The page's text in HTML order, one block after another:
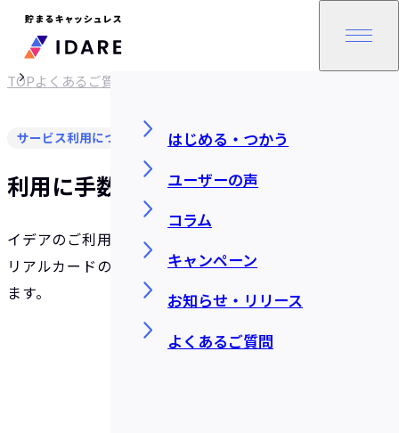
はじめる・つかう
ユーザーの声
コラム
キャンペーン
お知らせ・リリース
よくあるご質問
TOPよくあるご質問
サービス利用について
利用に手数料はかかりますか？
イデアのご利用に手数料はかかりません。ただし、
リアルカードの発行は原則有料（900円）としており
ます。